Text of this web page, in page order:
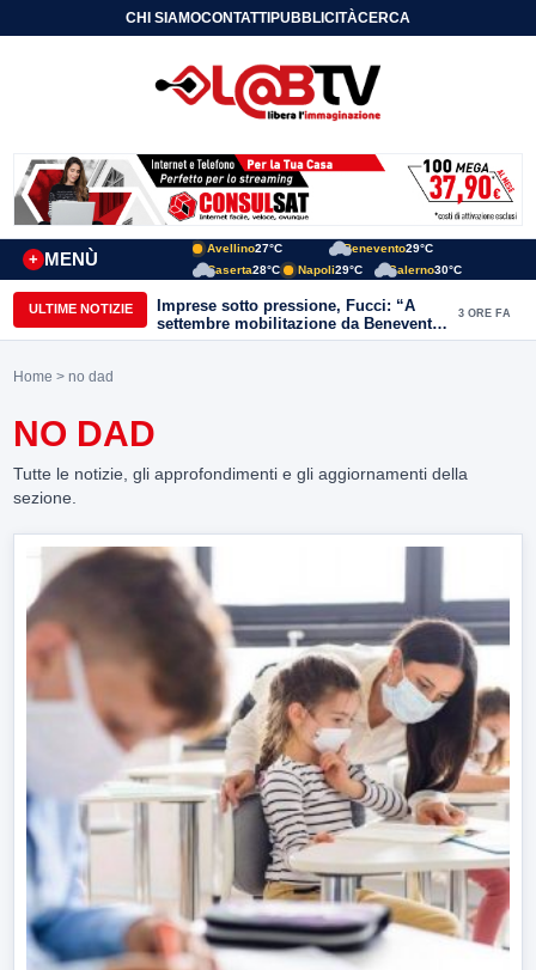
CHI SIAMOCONTATTIPUBBLICITÀCERCA
MENÙ
+
Avellino27°C Benevento29°C
Caserta28°C Napoli29°C Salerno30°C
ULTIME NOTIZIE
Imprese sotto pressione, Fucci: “A
settembre mobilitazione da Benevento
e Avellino”
3 ORE FA
Home > no dad
NO DAD
Tutte le notizie, gli approfondimenti e gli aggiornamenti della
sezione.